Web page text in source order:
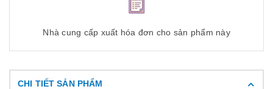
Nhà cung cấp xuất hóa đơn cho sản phẩm này
CHI TIẾT SẢN PHẨM